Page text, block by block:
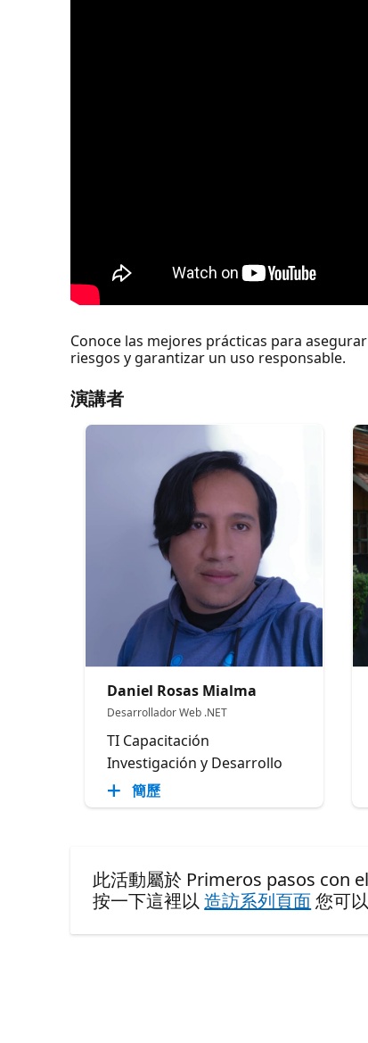
Conoce las mejores prácticas para
riesgos y garantizar un uso responsable.
演講者
Daniel Rosas Mialma
Desarrollador Web .NET
TI Capacitación
Investigación y Desarrollo
簡歷
此活動屬於 Primeros pasos con
按一下這裡以造訪系列頁面 您可